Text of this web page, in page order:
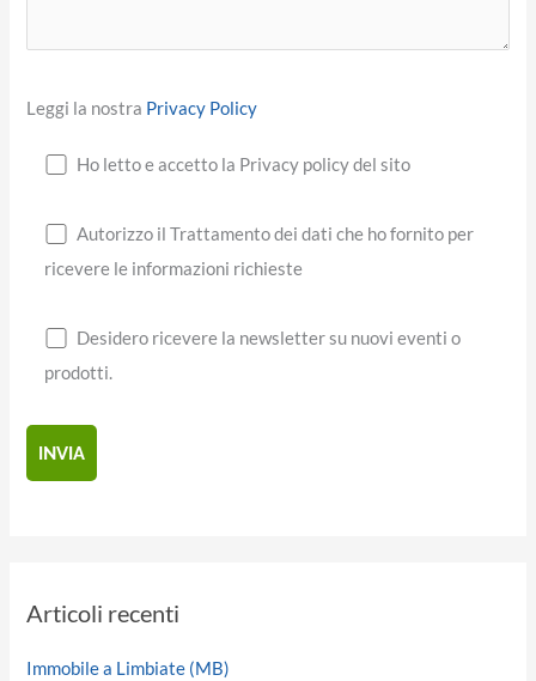
Leggi la nostra Privacy Policy
Ho letto e accetto la Privacy policy del sito
Autorizzo il Trattamento dei dati che ho fornito per
ricevere le informazioni richieste
Desidero ricevere la newsletter su nuovi eventi o
prodotti.
Articoli recenti
Immobile a Limbiate (MB)